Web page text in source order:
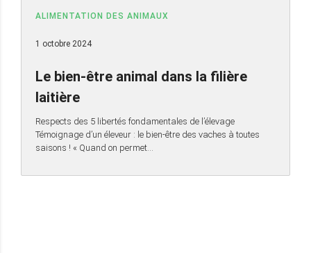
ALIMENTATION DES ANIMAUX
1 octobre 2024
Le bien-être animal dans la filière
laitière
Respects des 5 libertés fondamentales de l’élevage
Témoignage d’un éleveur : le bien-être des vaches à toutes
saisons ! « Quand on permet…